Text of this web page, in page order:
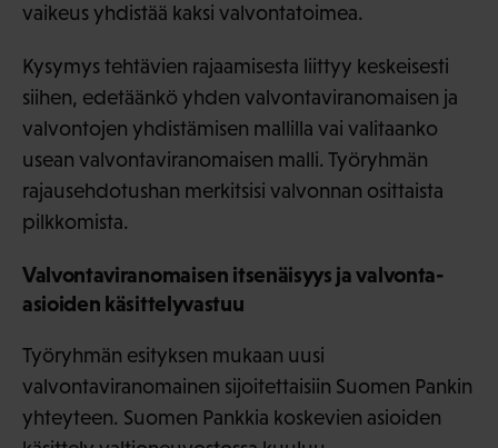
vaikeus yhdistää kaksi valvontatoimea.
Kysymys tehtävien rajaamisesta liittyy keskeisesti
siihen, edetäänkö yhden valvontaviranomaisen ja
valvontojen yhdistämisen mallilla vai valitaanko
usean valvontaviranomaisen malli. Työryhmän
rajausehdotushan merkitsisi valvonnan osittaista
pilkkomista.
Valvontaviranomaisen itsenäisyys ja valvonta-
asioiden käsittelyvastuu
Työryhmän esityksen mukaan uusi
valvontaviranomainen sijoitettaisiin Suomen Pankin
yhteyteen. Suomen Pankkia koskevien asioiden